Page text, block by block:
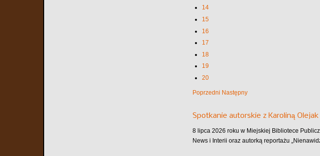
14
15
16
17
18
19
20
Poprzedni Następny
Spotkanie autorskie z Karoliną Olejak
8 lipca 2026 roku w Miejskiej Bibliotece
News i Interii oraz autorką reportażu